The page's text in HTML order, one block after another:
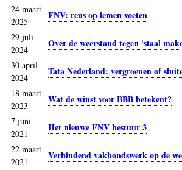
24 maart
2025
FNV: reus op lemen voeten
29 juli
2024
Over de weerstand tegen 'staal
30 april
2024
Tata Nederland: vergroenen of
18 maart
2023
Wat de winst voor BBB betekent?
7 juni
2021
Het nieuwe FNV bestuur 3
22 maart
2021
Verbindend vakbondswerk op de